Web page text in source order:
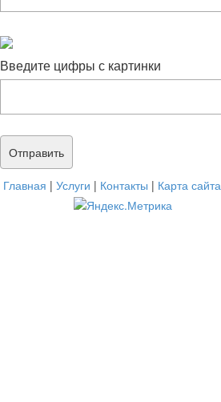
Введите цифры с картинки
Главная | Услуги | Контакты | Карта сайта